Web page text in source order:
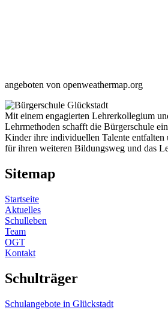
angeboten von openweathermap.org
Mit einem engagierten Lehrerkollegium
Lehrmethoden schafft die Bürgerschule
Kinder ihre individuellen Talente
für ihren weiteren Bildungsweg und das
Sitemap
Startseite
Aktuelles
Schulleben
Team
OGT
Kontakt
Schulträger
Schulangebote in Glückstadt